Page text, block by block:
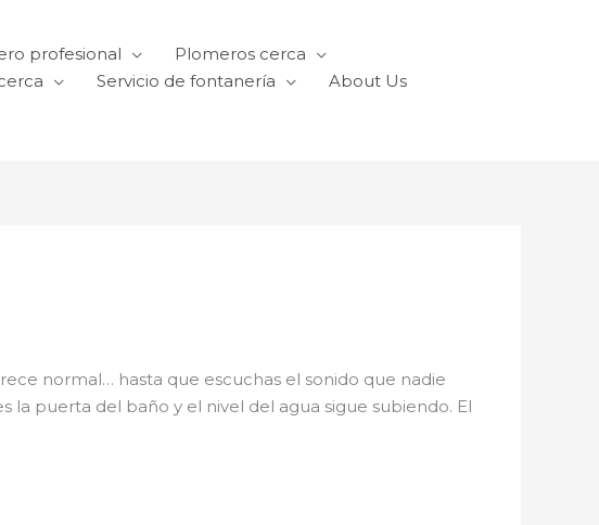
profesional
Plomeros cerca
Servicio de fontanería
About Us
normal… hasta que escuchas el sonido que nadie
la puerta del baño y el nivel del agua sigue subiendo. El